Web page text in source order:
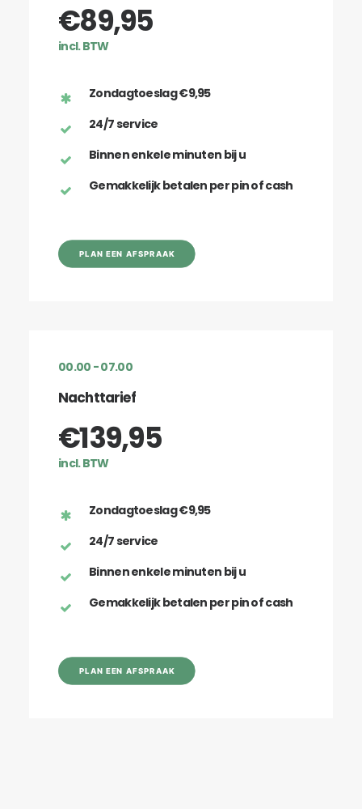
€89,95
incl. BTW
Zondagtoeslag €9,95
24/7 service
Binnen enkele minuten bij u
Gemakkelijk betalen per pin of cash
PLAN EEN AFSPRAAK
00.00 - 07.00
Nachttarief
€139,95
incl. BTW
Zondagtoeslag €9,95
24/7 service
Binnen enkele minuten bij u
Gemakkelijk betalen per pin of cash
PLAN EEN AFSPRAAK